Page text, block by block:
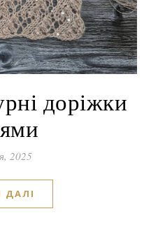
доріжки
2025
ДАЛІ